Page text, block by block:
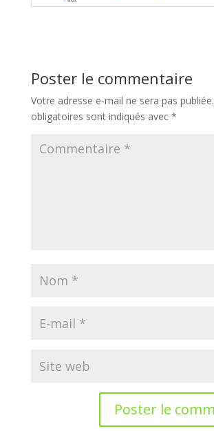
Poster le commentaire
Votre adresse e-mail ne sera pas publiée.
obligatoires sont indiqués avec *